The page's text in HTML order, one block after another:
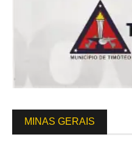
MINAS GERAIS